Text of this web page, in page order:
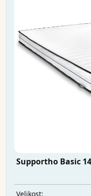
Supportho Basic
Velikost: